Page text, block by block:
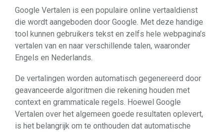
Google Vertalen is een populaire online vertaaldienst
die wordt aangeboden door Google. Met deze handige
tool kunnen gebruikers tekst en zelfs hele webpagina’s
vertalen van en naar verschillende talen, waaronder
Engels en Nederlands.
De vertalingen worden automatisch gegenereerd door
geavanceerde algoritmen die rekening houden met
context en grammaticale regels. Hoewel Google
Vertalen over het algemeen goede resultaten oplevert,
is het belangrijk om te onthouden dat automatische